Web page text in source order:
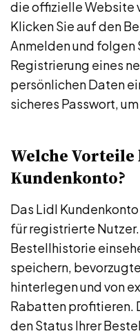
die offizielle Website
Klicken Sie auf den
Anmelden und folgen
Registrierung eines
persönlichen Daten
sicheres Passwort,
Welche
Kundenkonto?
Das Lidl
für registrierte Nutzer.
Bestellhistorie
speichern,
hinterlegen und von
Rabatten profitieren.
den Status Ihrer